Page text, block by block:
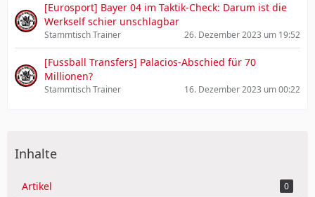
[Eurosport] Bayer 04 im Taktik-Check: Darum ist die
Werkself schier unschlagbar
Stammtisch Trainer 26. Dezember 2023 um 19:52
[Fussball Transfers] Palacios-Abschied für 70
Millionen?
Stammtisch Trainer 16. Dezember 2023 um 00:22
Inhalte
Artikel 0